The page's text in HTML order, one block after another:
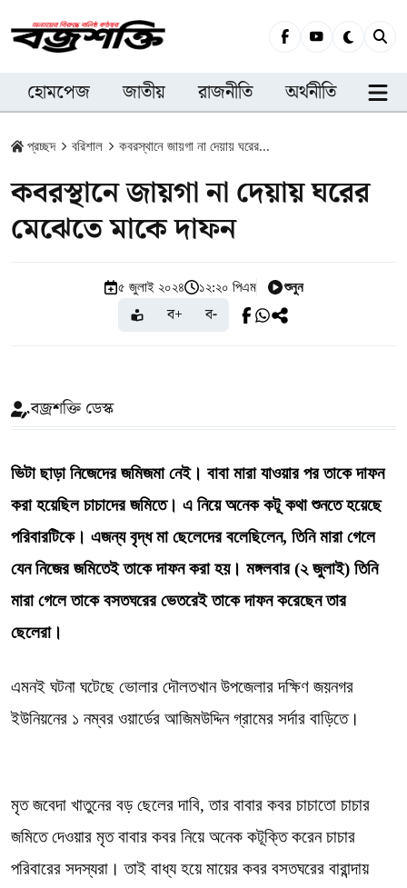
হোমপেজ জাতীয় রাজনীতি অর্থনীতি
প্রচ্ছদ বরিশাল কবরস্থানে জায়গা না দেয়ায় ঘরের...
কবরস্থানে জায়গা না দেয়ায় ঘরের
মেঝেতে মাকে দাফন
৫ জুলাই ২০২৪ ১২:২০ পিএম শুনুন
ব+ ব-
বজ্রশক্তি ডেস্ক
ভিটা ছাড়া নিজেদের জমিজমা নেই। বাবা মারা যাওয়ার পর তাকে দাফন
করা হয়েছিল চাচাদের জমিতে। এ নিয়ে অনেক কটূ কথা শুনতে হয়েছে
পরিবারটিকে। এজন্য বৃদ্ধ মা ছেলেদের বলেছিলেন, তিনি মারা গেলে
যেন নিজের জমিতেই তাকে দাফন করা হয়। মঙ্গলবার (২ জুলাই) তিনি
মারা গেলে তাকে বসতঘরের ভেতরেই তাকে দাফন করেছেন তার
ছেলেরা।
এমনই ঘটনা ঘটেছে ভোলার দৌলতখান উপজেলার দক্ষিণ জয়নগর
ইউনিয়নের ১ নম্বর ওয়ার্ডের আজিমউদ্দিন গ্রামের সর্দার বাড়িতে।
মৃত জবেদা খাতুনের বড় ছেলের দাবি, তার বাবার কবর চাচাতো চাচার
জমিতে দেওয়ার মৃত বাবার কবর নিয়ে অনেক কটূক্তি করেন চাচার
পরিবারের সদস্যরা। তাই বাধ্য হয়ে মায়ের কবর বসতঘরের বারান্দায়